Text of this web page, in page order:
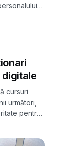
digitale
cursuri
următori,
pentru